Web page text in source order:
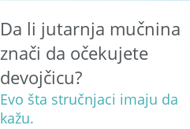
Da li jutarnja mučnina
znači da očekujete
devojčicu?
Evo šta stručnjaci imaju da
kažu.